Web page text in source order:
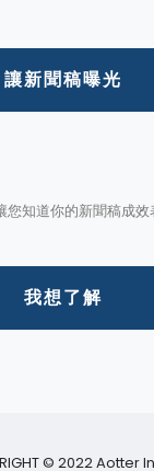
讓新聞稿曝光
知道你的新聞稿成效
我想了解
© 2022 Aotter